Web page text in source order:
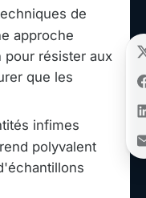
de
approche
pour résister aux
que les
infimes
polyvalent